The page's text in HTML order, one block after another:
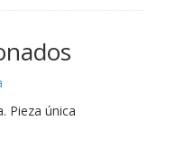
Pieza única